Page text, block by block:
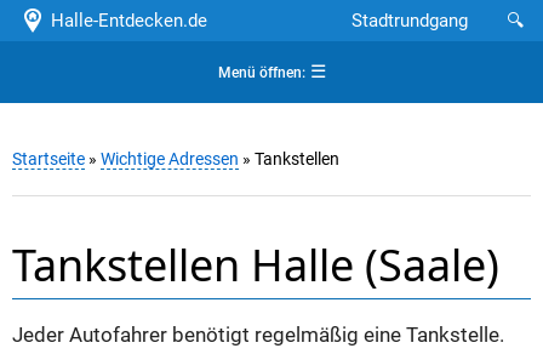
Halle-Entdecken.de 🔍
Stadtrundgang
Menü öffnen:☰
Startseite » Wichtige Adressen » Tankstellen
Tankstellen Halle (Saale)
Jeder Autofahrer benötigt regelmäßig eine Tankstelle.